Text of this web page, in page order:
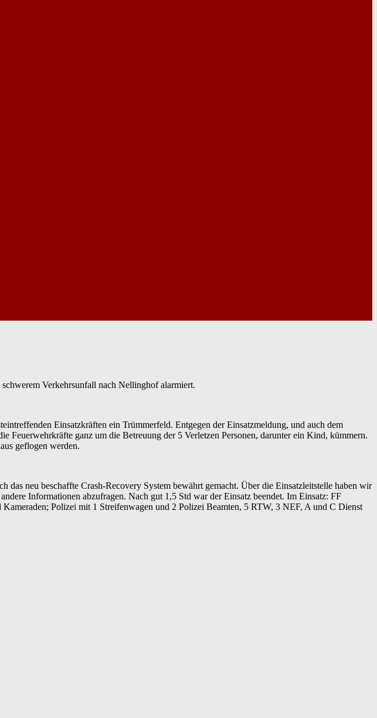
Verkehrsunfall nach Nellinghof alarmiert.
Einsatzkräften ein Trümmerfeld. Entgegen der Einsatzmeldung, und auch dem
Feuerwehrkräfte ganz um die Betreuung der 5 Verletzen Personen, darunter ein Kind, kümmern.
geflogen werden.
neu beschaffte Crash-Recovery System bewährt gemacht. Über die Einsatzleitstelle haben wir
Informationen abzufragen. Nach gut 1,5 Std war der Einsatz beendet. Im Einsatz: FF
Polizei mit 1 Streifenwagen und 2 Polizei Beamten, 5 RTW, 3 NEF, A und C Dienst